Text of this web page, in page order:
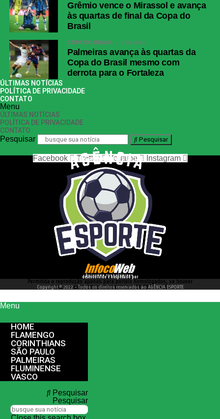
Grêmio vence o Mirassol e avança
às quartas de final da Copa do
Brasil
COPA DO BRASIL 1 dia atrás
Palmeiras avança às quartas da
Copa do Brasil mesmo com
derrota para o Fortaleza
ÚLTIMAS NOTÍCIAS
POLÍTICA DE PRIVACIDADE
CONTATO
Menu
ÚLTIMAS NOTÍCIAS
POLÍTICA DE PRIVACIDADE
CONTATO
Pesquisar Pesquisar
nos siga nas redes sociais
Facebook Twitter Youtube Instagram
desenvolvido e hospedado por
Permitida a reprodução apenas para portais homologados, se houver
interesse entre em contato conosco 66 99977 4262
Copyright © 2022 - Todos os direitos reservados ao AGÊNCIA ESPORTE
Menu
HOME
FLAMENGO
CORINTHIANS
SÃO PAULO
PALMEIRAS
FLUMINENSE
VASCO
Pesquisar
Pesquisar